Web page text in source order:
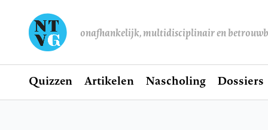
onafhankelijk, multidisciplinair en
Hoofdnavigatie
Home
Quizzen Artikelen Nascholing Dossiers